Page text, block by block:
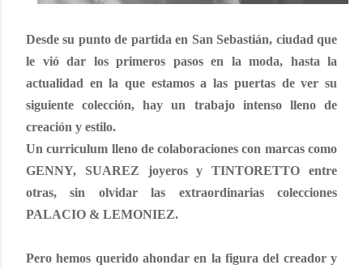
Desde su punto de partida en San Sebastián, ciudad que
le vió dar los primeros pasos en la moda, hasta la
actualidad en la que estamos a las puertas de ver su
siguiente colección, hay un trabajo intenso lleno de
creación y estilo.
Un curriculum lleno de colaboraciones con marcas como
GENNY, SUAREZ joyerosyTINTORETTO
entre
otras, sin olvidar las extraordinarias colecciones
PALACIO & LEMONIEZ.
Pero hemos querido ahondar en la figura del creador y